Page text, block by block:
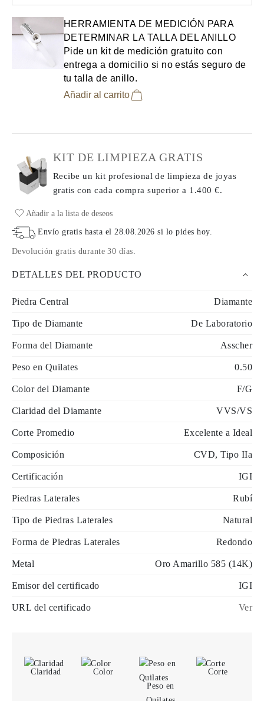
HERRAMIENTA DE MEDICIÓN PARA
DETERMINAR LA TALLA DEL ANILLO
Pide un kit de medición gratuito con
entrega a domicilio si no estás seguro de
tu talla de anillo.
Añadir al carrito
KIT DE LIMPIEZA GRATIS
Recibe un kit profesional de limpieza de joyas
gratis con cada comprasuperior a 1.400 €.
Añadir a la lista de deseos
Envío gratis hasta el 28.08.2026 si lo pides hoy.
Devolución gratis durante 30 días
DETALLES DEL PRODUCTO
Piedra Central Diamante
Tipo de Diamante De Laboratorio
Forma del Diamante Asscher
Peso en Quilates 0.50
Color del Diamante F/G
Claridad del Diamante VVS/VS
Corte Promedio Excelente a Ideal
Composición CVD, Tipo IIa
Certificación IGI
Piedras Laterales Rubí
Tipo de Piedras Laterales Natural
Forma de Piedras Laterales Redondo
Metal Oro Amarillo 585 (14K)
Emisor del certificado IGI
URL del certificado Ver
Claridad
Color
Peso en
Corte